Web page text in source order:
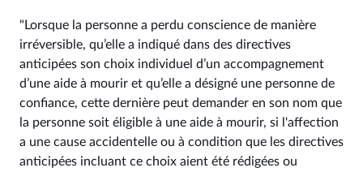
"Lorsque la personne a perdu conscience de manière
irréversible, qu’elle a indiqué dans des directives
anticipées son choix individuel d’un accompagnement
d’une aide à mourir et qu’elle a désigné une personne de
confiance, cette dernière peut demander en son nom que
la personne soit éligible à une aide à mourir, si l'affection
a une cause accidentelle ou à condition que les directives
anticipées incluant ce choix aient été rédigées ou